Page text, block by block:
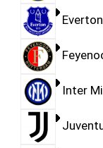
Everton
Inter